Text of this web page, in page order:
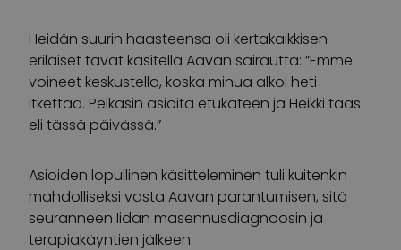
Heidän suurin haasteensa oli kertakaikkisen
erilaiset tavat käsitellä Aavan sairautta: ”Emme
voineet keskustella, koska minua alkoi heti
itkettää. Pelkäsin asioita etukäteen ja Heikki taas
eli tässä päivässä.”
Asioiden lopullinen käsitteleminen tuli kuitenkin
mahdolliseksi vasta Aavan parantumisen, sitä
seuranneen Iidan masennusdiagnoosin ja
terapiakäyntien jälkeen.